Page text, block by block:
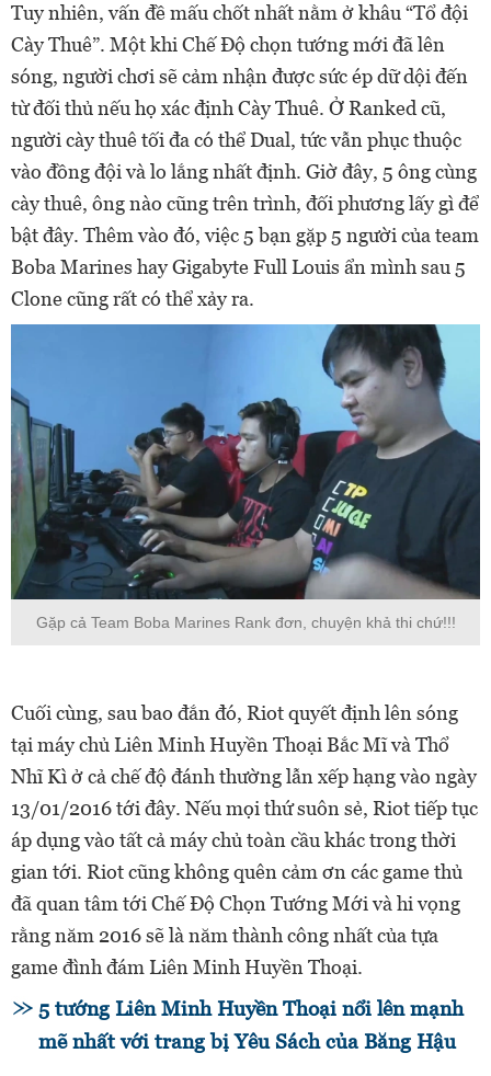
Tuy nhiên, vấn đề mấu chốt nhất nằm ở khâu “Tổ đội
Cày Thuê”. Một khi Chế Độ chọn tướng mới đã lên
sóng, người chơi sẽ cảm nhận được sức ép dữ dội đến
từ đối thủ nếu họ xác định Cày Thuê. Ở Ranked cũ,
người cày thuê tối đa có thể Dual, tức vẫn phục thuộc
vào đồng đội và lo lắng nhất định. Giờ đây, 5 ông cùng
cày thuê, ông nào cũng trên trình, đối phương lấy gì để
bật đây. Thêm vào đó, việc 5 bạn gặp 5 người của team
Boba Marines hay Gigabyte Full Louis ẩn mình sau 5
Clone cũng rất có thể xảy ra.
Gặp cả Team Boba Marines Rank đơn, chuyện khả thi chứ!!!
Cuối cùng, sau bao đắn đó, Riot quyết định lên sóng
tại máy chủ Liên Minh Huyền Thoại Bắc Mĩ và Thổ
Nhĩ Kì ở cả chế độ đánh thường lẫn xếp hạng vào ngày
13/01/2016 tới đây. Nếu mọi thứ suôn sẻ, Riot tiếp tục
áp dụng vào tất cả máy chủ toàn cầu khác trong thời
gian tới. Riot cũng không quên cảm ơn các game thủ
đã quan tâm tới Chế Độ Chọn Tướng Mới và hi vọng
rằng năm 2016 sẽ là năm thành công nhất của tựa
game đình đám Liên Minh Huyền Thoại.
5 tướng Liên Minh Huyền Thoại nổi lên mạnh
mẽ nhất với trang bị Yêu Sách của Băng Hậu